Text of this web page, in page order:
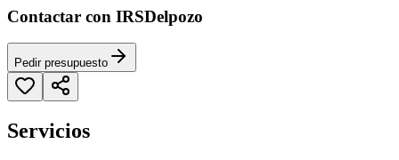
Contactar con IRSDelpozo
Pedir presupuesto
Servicios